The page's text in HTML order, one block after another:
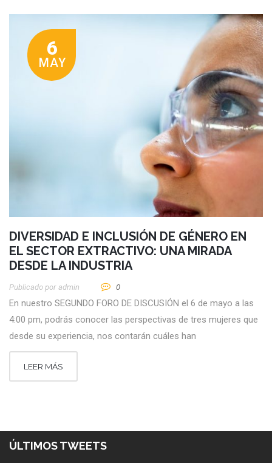
6
MAY
DIVERSIDAD E INCLUSIÓN DE GÉNERO EN
EL SECTOR EXTRACTIVO: UNA MIRADA
DESDE LA INDUSTRIA
Publicado por Admin 0
En nuestro SEGUNDO FORO DE DISCUSIÓN el 6 de mayo a las
4:00 pm, podrás conocer las perspectivas de tres mujeres que
desde su experiencia, nos contarán cuáles han
LEER MÁS
ÚLTIMOS TWEETS